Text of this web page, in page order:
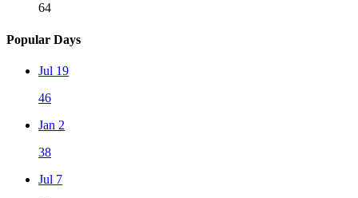
64
Popular Days
Jul 19
46
Jan 2
38
Jul 7